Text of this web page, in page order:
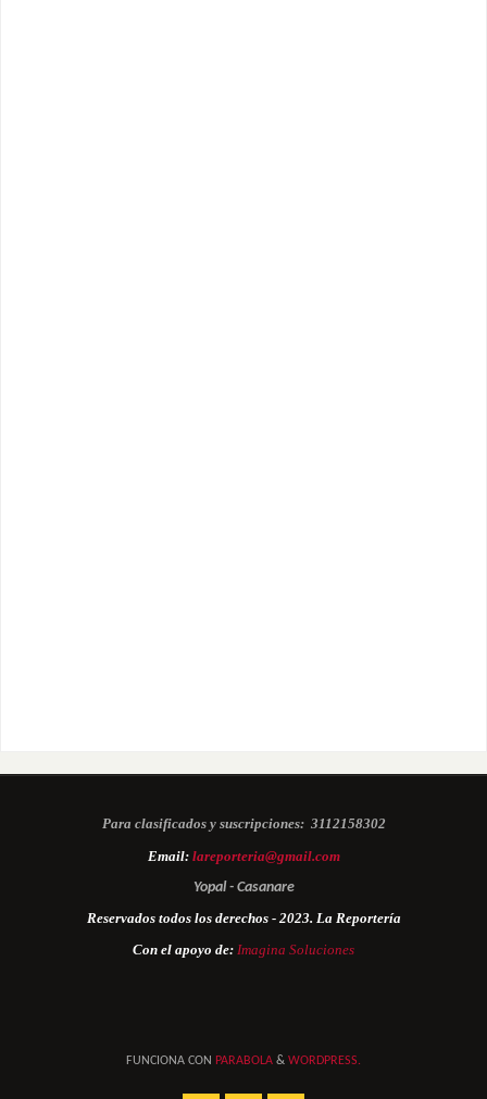
Para clasificados y suscripciones: 3112158302
Email: lareporteria@gmail.com
Yopal - Casanare
Reservados todos los derechos - 2023. La Reportería
Con el apoyo de: Imagina Soluciones
FUNCIONA CON PARABOLA & WORDPRESS.